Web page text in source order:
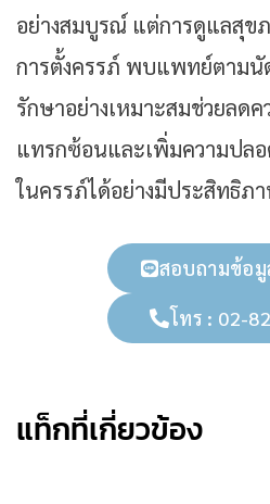
อย่างสมบูรณ์ แต่การดูแลสุข
การตั้งครรภ์ พบแพทย์ตามนั
รักษาอย่างเหมาะสมช่วยลดค
แทรกซ้อนและเพิ่มความปล
ในครรภ์ได้อย่างมีประสิทธิภ
สอบถามข้อมู
โทร : 02-
แท็กที่เกี่ยวข้อง